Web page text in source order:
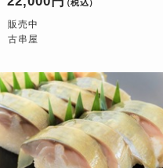
（税込）
販売中
古串屋